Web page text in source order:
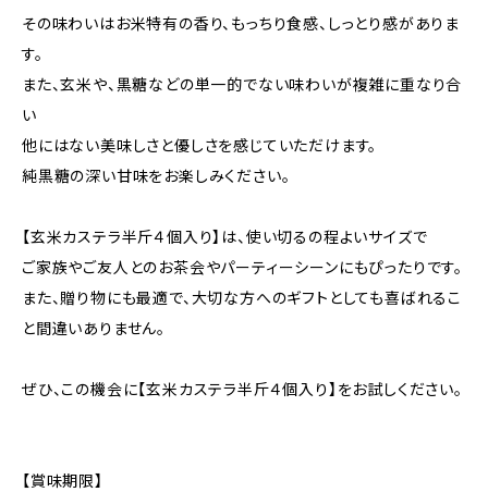
その味わいはお米特有の香り、もっちり食感、しっとり感がありま
す。
また、玄米や、黒糖などの単一的でない味わいが複雑に重なり合
い
他にはない美味しさと優しさを感じていただけます。
純黒糖の深い甘味をお楽しみください。
【玄米カステラ半斤４個入り】は、使い切るの程よいサイズで
ご家族やご友人とのお茶会やパーティーシーンにもぴったりです。
また、贈り物にも最適で、大切な方へのギフトとしても喜ばれるこ
と間違いありません。
ぜひ、この機会に【玄米カステラ半斤４個入り】をお試しください。
【賞味期限】